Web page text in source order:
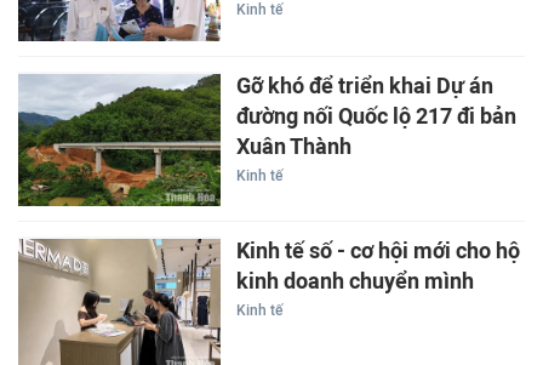
Kinh tế
Gỡ khó để triển khai Dự án
đường nối Quốc lộ 217 đi bản
Xuân Thành
Kinh tế
Kinh tế số - cơ hội mới cho hộ
kinh doanh chuyển mình
Kinh tế